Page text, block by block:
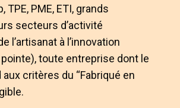
TPE, PME, ETI, grands
secteurs d’activité
l’artisanat à l’innovation
toute entreprise dont le
critères du “Fabriqué en